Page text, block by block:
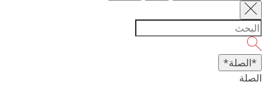
*الصلة*
الصلة